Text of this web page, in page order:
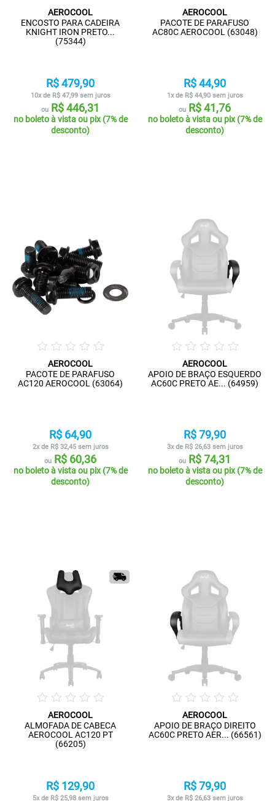
AEROCOOL
ENCOSTO PARA CADEIRA
KNIGHT IRON PRETO...
(75344)
R$ 479,90
10x de R$ 47,99 sem juros
ou R$ 446,31
no boleto à vista ou pix (7% de
desconto)
AEROCOOL
PACOTE DE PARAFUSO
AC80C AEROCOOL (63048)
R$ 44,90
1x de R$ 44,90 sem juros
ou R$ 41,76
no boleto à vista ou pix (7% de
desconto)
AEROCOOL
PACOTE DE PARAFUSO
AC120 AEROCOOL (63064)
R$ 64,90
2x de R$ 32,45 sem juros
ou R$ 60,36
no boleto à vista ou pix (7% de
desconto)
AEROCOOL
APOIO DE BRAÇO ESQUERDO
AC60C PRETO AE... (64959)
R$ 79,90
3x de R$ 26,63 sem juros
ou R$ 74,31
no boleto à vista ou pix (7% de
desconto)
AEROCOOL
ALMOFADA DE CABECA
AEROCOOL AC120 PT
(66205)
R$ 129,90
5x de R$ 25,98 sem juros
AEROCOOL
APOIO DE BRAÇO DIREITO
AC60C PRETO AER... (66561)
R$ 79,90
3x de R$ 26,63 sem juros